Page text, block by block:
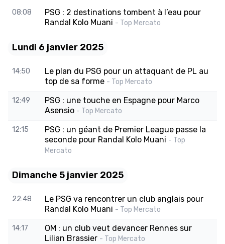
08:08
PSG : 2 destinations tombent à l’eau pour
Randal Kolo Muani - Top Mercato
Lundi 6 janvier 2025
14:50
Le plan du PSG pour un attaquant de PL au
top de sa forme - Top Mercato
12:49
PSG : une touche en Espagne pour Marco
Asensio - Top Mercato
12:15
PSG : un géant de Premier League passe la
seconde pour Randal Kolo Muani - Top
Mercato
Dimanche 5 janvier 2025
22:48
Le PSG va rencontrer un club anglais pour
Randal Kolo Muani - Top Mercato
14:17
OM : un club veut devancer Rennes sur
Lilian Brassier - Top Mercato